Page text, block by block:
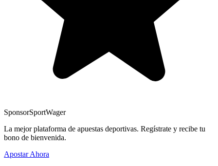
SponsorSportWager
La mejor plataforma de apuestas deportivas. Regístrate y recibe tu
bono de bienvenida.
Apostar Ahora